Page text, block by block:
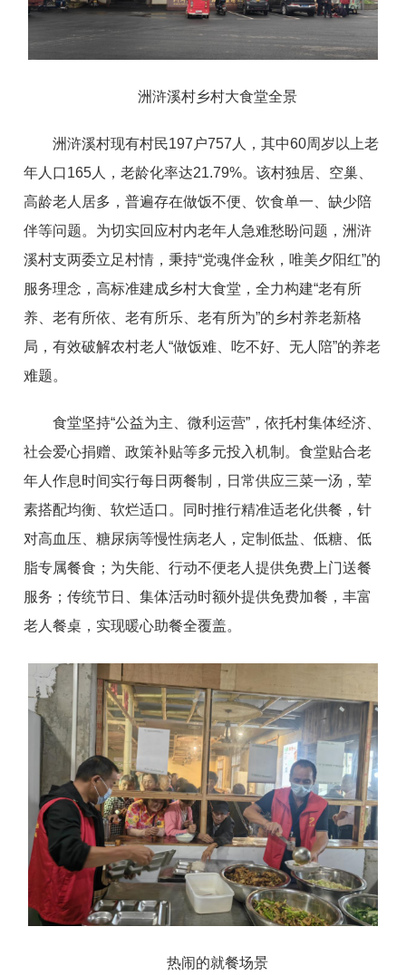
洲浒溪村乡村大食堂全景
洲浒溪村现有村民197户757人，其中60周岁以上老
年人口165人，老龄化率达21.79%。该村独居、空巢、
高龄老人居多，普遍存在做饭不便、饮食单一、缺少陪
伴等问题。为切实回应村内老年人急难愁盼问题，洲浒
溪村支两委立足村情，秉持“党魂伴金秋，唯美夕阳红”的
服务理念，高标准建成乡村大食堂，全力构建“老有所
养、老有所依、老有所乐、老有所为”的乡村养老新格
局，有效破解农村老人“做饭难、吃不好、无人陪”的养老
难题。
食堂坚持“公益为主、微利运营”，依托村集体经济、
社会爱心捐赠、政策补贴等多元投入机制。食堂贴合老
年人作息时间实行每日两餐制，日常供应三菜一汤，荤
素搭配均衡、软烂适口。同时推行精准适老化供餐，针
对高血压、糖尿病等慢性病老人，定制低盐、低糖、低
脂专属餐食；为失能、行动不便老人提供免费上门送餐
服务；传统节日、集体活动时额外提供免费加餐，丰富
老人餐桌，实现暖心助餐全覆盖。
热闹的就餐场景